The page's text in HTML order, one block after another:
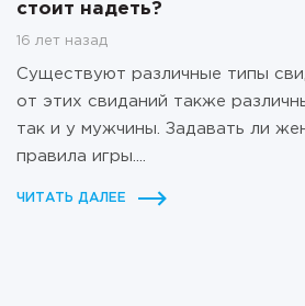
стоит надеть?
16 лет назад
Существуют различные типы
от этих свиданий также
так и у мужчины. Задавать ли
правила игры....
ЧИТАТЬ ДАЛЕЕ